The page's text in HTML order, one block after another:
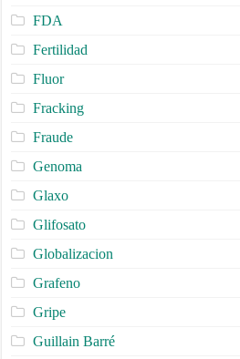
FDA
Fertilidad
Fluor
Fracking
Fraude
Genoma
Glaxo
Glifosato
Globalizacion
Grafeno
Gripe
Guillain Barré